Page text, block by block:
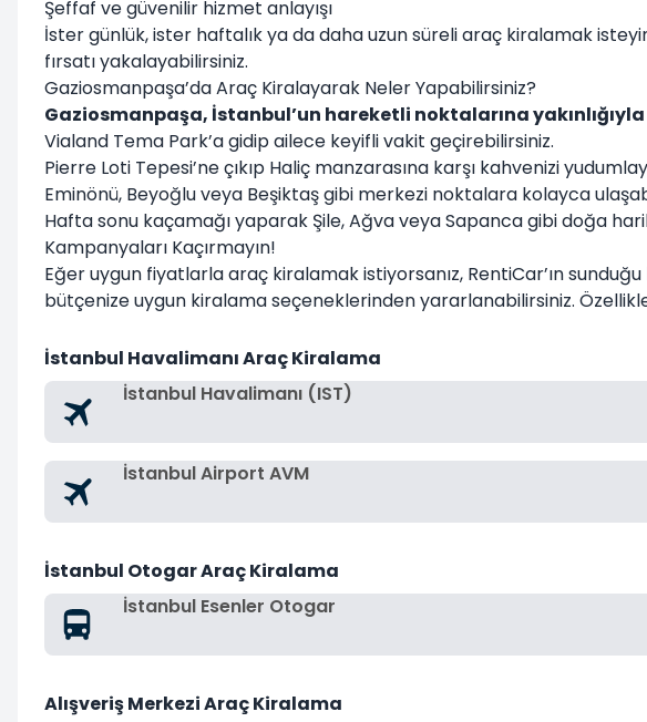
Şeffaf ve güvenilir hizmet anlayışı
İster günlük, ister haftalık ya da daha uzun süreli araç kiralamak
fırsatı yakalayabilirsiniz.
Gaziosmanpaşa’da Araç Kiralayarak Neler Yapabilirsiniz?
Gaziosmanpaşa, İstanbul’un hareketli noktalarına
Vialand Tema Park’a gidip ailece keyifli vakit geçirebilirsiniz.
Pierre Loti Tepesi’ne çıkıp Haliç manzarasına karşı kahvenizi
Eminönü, Beyoğlu veya Beşiktaş gibi merkezi noktalara kolayca
Hafta sonu kaçamağı yaparak Şile, Ağva veya Sapanca gibi doğa
Kampanyaları Kaçırmayın!
Eğer uygun fiyatlarla araç kiralamak istiyorsanız, RentiCar’ın
bütçenize uygun kiralama seçeneklerinden yararlanabilirsiniz.
İstanbul Havalimanı Araç Kiralama
İstanbul Havalimanı (IST)
İstanbul Airport AVM
İstanbul Otogar Araç Kiralama
İstanbul Esenler Otogar
Alışveriş Merkezi Araç Kiralama